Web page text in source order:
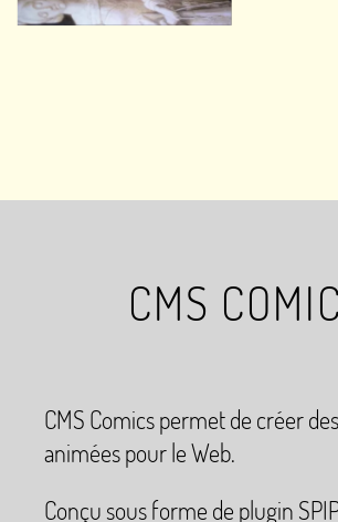
CMS
CMS Comics permet de créer
animées pour le Web.
Conçu sous forme de plugin